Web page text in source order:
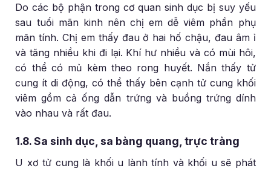
Do các bộ phận trong cơ quan sinh dục bị suy yếu
sau tuổi mãn kinh nên chị em dễ viêm phần phụ
mãn tính. Chị em thấy đau ở hai hố chậu, đau âm ỉ
và tăng nhiều khi đi lại. Khí hư nhiều và có mùi hôi,
có thể có mủ kèm theo rong huyết. Nắn thấy tử
cung ít di động, có thể thấy bên cạnh tử cung khối
viêm gồm cả ống dẫn trứng và buồng trứng dính
vào nhau và rất đau.
1.8.Sa sinh dục, sa bàng quang, trực tràng
U xơ tử cung là khối u lành tính và khối u sẽ phát